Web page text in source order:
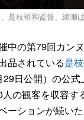
是枝裕和監督、綾瀬
中の第79回カン
品されている是
29日公開）の公
の観客を収容す
ーションが続いた